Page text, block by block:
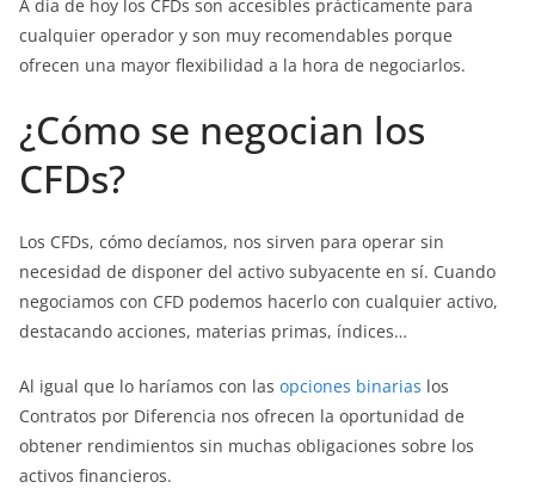
A día de hoy los CFDs son accesibles prácticamente para
cualquier operador y son muy recomendables porque
ofrecen una mayor flexibilidad a la hora de negociarlos.
¿Cómo se negocian los
CFDs?
Los CFDs, cómo decíamos, nos sirven para operar sin
necesidad de disponer del activo subyacente en sí. Cuando
negociamos con CFD podemos hacerlo con cualquier activo,
destacando acciones, materias primas, índices…
Al igual que lo haríamos con las opciones binarias los
Contratos por Diferencia nos ofrecen la oportunidad de
obtener rendimientos sin muchas obligaciones sobre los
activos financieros.